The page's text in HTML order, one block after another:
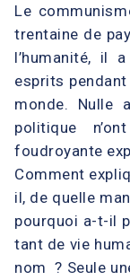
Le
trentaine de
l’humanité, il
esprits
monde. Nulle
politique
foudroyante
Comment
il, de quelle
pourquoi a-t-il
tant de vie
nom ? Seule